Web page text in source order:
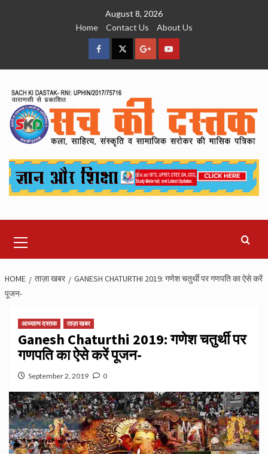
August 8, 2026
Home
Contact Us About Us
facebookTwitterGoogleYouTube
Menu
HOME ताज़ा खबर
GANESH CHATURTHI 2019: गणेश चतुर्थी पर गणपति का ऐसे करें
पूजन-
आध्यात्म दस्तक ताज़ा खबर
Ganesh Chaturthi 2019: गणेश चतुर्थी पर
गणपति का ऐसे करें पूजन-
September 2, 2019 0